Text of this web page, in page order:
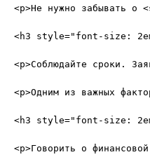
<p>Не нужно забывать о
<h3 style="font-size:
<p>Соблюдайте сроки.
<p>Одним из важных
<h3 style="font-size:
<p>Говорить о